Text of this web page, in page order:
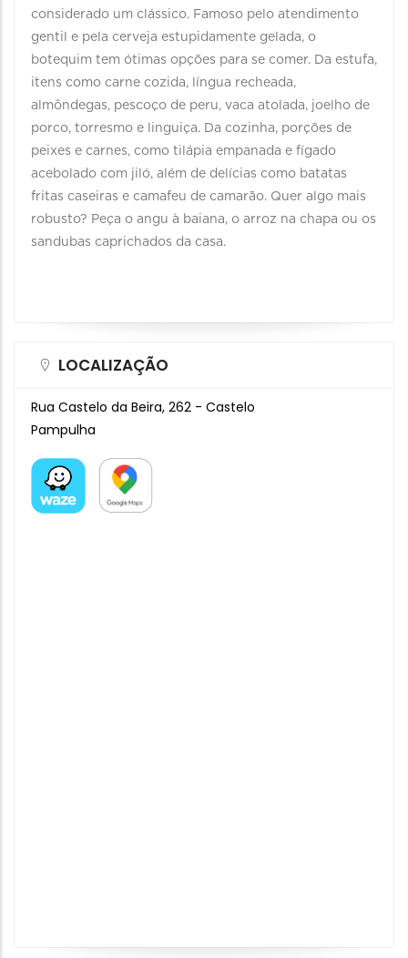
considerado um clássico. Famoso pelo atendimento
gentil e pela cerveja estupidamente gelada, o
botequim tem ótimas opções para se comer. Da estufa,
itens como carne cozida, língua recheada,
almôndegas, pescoço de peru, vaca atolada, joelho de
porco, torresmo e linguiça. Da cozinha, porções de
peixes e carnes, como tilápia empanada e fígado
acebolado com jiló, além de delícias como batatas
fritas caseiras e camafeu de camarão. Quer algo mais
robusto? Peça o angu à baiana, o arroz na chapa ou os
sandubas caprichados da casa.
LOCALIZAÇÃO
Rua Castelo da Beira, 262 - Castelo
Pampulha